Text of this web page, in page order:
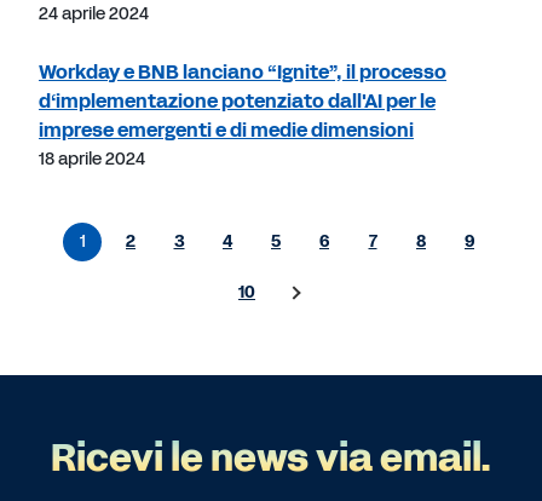
24 aprile 2024
Workday e BNB lanciano “Ignite”, il processo
d‘implementazione potenziato dall'AI per le
imprese emergenti e di medie dimensioni
18 aprile 2024
1 2 3 4 5 6 7 8 9
10
Ricevi le news via email.